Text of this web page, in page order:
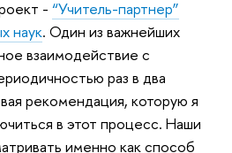
- “Учитель-партнер”
наук. Один из важнейших
взаимодействие с
раз в два
рекомендация, которую я
в этот процесс. Наши
именно как способ